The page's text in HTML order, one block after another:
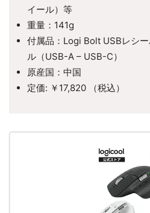
イール）等
重量：141g
付属品：Logi Bolt USBレシ
ル（USB-A – USB-C）
原産国：中国
定価: ￥17,820 （税込）